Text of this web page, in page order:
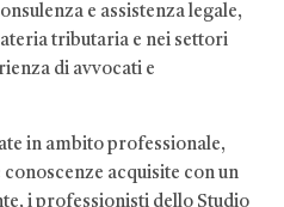
e assistenza legale,
tributaria e nei settori
di avvocati e
in ambito professionale,
acquisite con un
i professionisti dello Studio